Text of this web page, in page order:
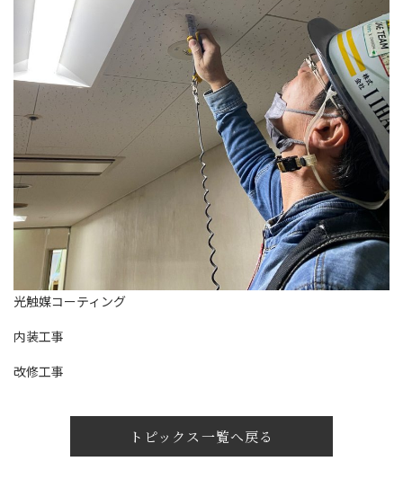
光触媒コーティング
内装工事
改修工事
トピックス一覧へ戻る